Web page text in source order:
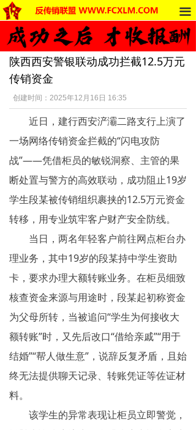
끀
首页
法律法规
反传销动态
受害者讲述
反传销杂谈
死人事件
传销的种类
南派传销
北派传销
精神传销
求助专区
大学生专栏
传销骗术
陕西西安警银联动成功拦截12.5万元
传销资金
创建时间： 2025年12月16日 16:35
近日，建行西安浐灞二路支行上演了
一场网络传销资金拦截的“闪电攻防
战”——凭借柜员的敏锐洞察、主管的果
断处置与警方的高效联动，成功阻止19岁
学生段某被传销组织裹挟的12.5万元资金
转移，用专业筑牢客户财产安全防线。
当日，两名年轻客户前往网点柜台办
理业务，其中19岁的段某持中学生资助
卡，要求办理大额转账业务。在柜员细致
核查资金来源与用途时，段某起初称资金
为父母所转，当被追问“学生为何接收大
额转账”时，又先后改口“借给亲戚”“用于
结婚”“帮人做生意”，说辞反复矛盾，且始
终无法提供聊天记录、转账凭证等佐证材
料。
该学生的异常表现让柜员立即警觉，